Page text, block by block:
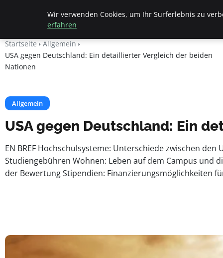
Beyond Surface
Startseite
Allgemein
USA gegen Deutschland: Ein detaillierter Vergleich der beiden
Nationen
Allgemein
USA gegen Deutschland: Ein
EN BREF Hochschulsysteme: Unterschiede zwischen
Studiengebühren Wohnen: Leben auf dem Campus und
der Bewertung Stipendien: Finanzierungsmöglichkeiten
Wir verwenden Cookies, um Ihr Surferlebnis zu
erfahren